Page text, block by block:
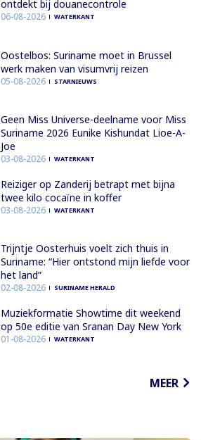
ontdekt bij douanecontrole
06-08-2026 WATERKANT
Oostelbos: Suriname moet in Brussel
werk maken van visumvrij reizen
05-08-2026 STARNIEUWS
Geen Miss Universe-deelname voor Miss
Suriname 2026 Eunike Kishundat Lioe-A-
Joe
03-08-2026 WATERKANT
Reiziger op Zanderij betrapt met bijna
twee kilo cocaïne in koffer
03-08-2026 WATERKANT
Trijntje Oosterhuis voelt zich thuis in
Suriname: “Hier ontstond mijn liefde voor
het land”
02-08-2026 SURINAME HERALD
Muziekformatie Showtime dit weekend
op 50e editie van Sranan Day New York
01-08-2026 WATERKANT
MEER